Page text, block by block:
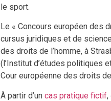
le sport.
Le « Concours européen des
cursus juridiques et de
des droits de l’homme, à
(l’Institut d’études politiques
Cour européenne des droits de
À partir d’un cas pratique fictif,